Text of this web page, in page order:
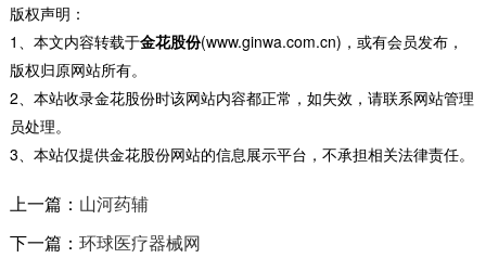
版权声明：
1、本文内容转载于金花股份(www.ginwa.com.cn)，或有会员发布，
版权归原网站所有。
2、本站收录金花股份时该网站内容都正常，如失效，请联系网站管理
员处理。
3、本站仅提供金花股份网站的信息展示平台，不承担相关法律责任。
上一篇： 山河药辅
下一篇： 环球医疗器械网